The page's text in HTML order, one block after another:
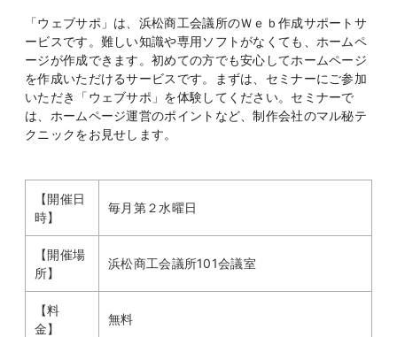
「ウェブサポ」は、浜松商工会議所のＷｅｂ作成サポートサ
ービスです。難しい知識や専用ソフトがなくても、ホームペ
ージが作成できます。初めての方でも安心してホームページ
を作成いただけるサービスです。まずは、セミナーにご参加
いただき「ウェブサポ」を体験してください。セミナーで
は、ホームページ運営のポイントなど、制作会社のマル秘テ
クニックをお見せします。
【開催日
時】
毎月第２水曜日
【開催場
所】
浜松商工会議所101会議室
【料
金】
無料